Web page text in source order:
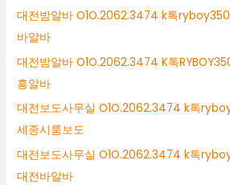
대전밤알바 O1O.2062.3474 k톡
바알바
대전밤알바 O1O.2062.3474 K톡
흥알바
대전보도사무실 O1O.2062.3474 k톡
세종시룸보도
대전보도사무실 O1O.2062.3474 k톡
대전바알바